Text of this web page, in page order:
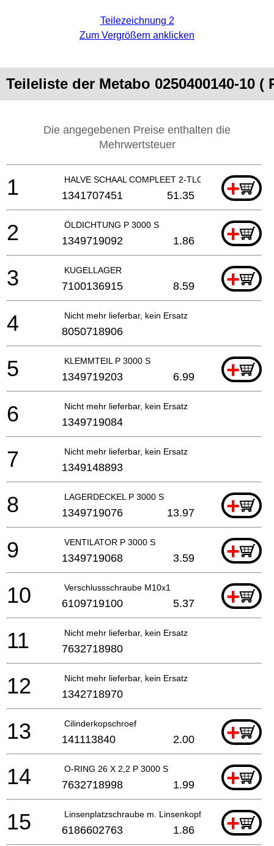
Teilezeichnung 2
Zum Vergrößern anklicken
Teileliste der Metabo 0250400140-10 (
Die angegebenen Preise enthalten die
Mehrwertsteuer
HALVE SCHAAL COMPLEET 2-TLG. MIT SCHALTE
+
1 1341707451 51.35
ÖLDICHTUNG P 3000 S +
2 1349719092 1.86
KUGELLAGER +
3 7100136915 8.59
Nicht mehr lieferbar, kein Ersatz
4 8050718906
KLEMMTEIL P 3000 S +
5 1349719203 6.99
Nicht mehr lieferbar, kein Ersatz
6 1349719084
Nicht mehr lieferbar, kein Ersatz
7 1349148893
LAGERDECKEL P 3000 S +
8 1349719076 13.97
VENTILATOR P 3000 S +
9 1349719068 3.59
Verschlussschraube M10x1 +
10 6109719100 5.37
Nicht mehr lieferbar, kein Ersatz
11 7632718980
Nicht mehr lieferbar, kein Ersatz
12 1342718970
Cilinderkopschroef +
13 141113840 2.00
O-RING 26 X 2,2 P 3000 S +
14 7632718998 1.99
Linsenplatzschraube m. Linsenkopfschr. +
15 6186602763 1.86